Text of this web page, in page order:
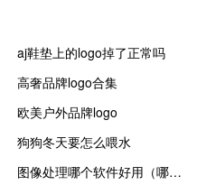
aj鞋垫上的logo掉了正常吗
高奢品牌logo合集
欧美户外品牌logo
狗狗冬天要怎么喂水
图像处理哪个软件好用（哪款图像处理软件好用）